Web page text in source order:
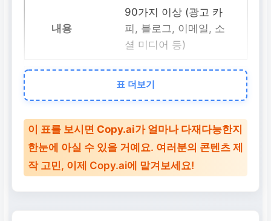
90가지 이상 (광고 카
피, 블로그, 이메일, 소
셜 미디어 등)
핵심 기능
안 자동화, 다양한 어조
선택
주요 이점
표 더보기
이 표를 보시면 Copy.ai가 얼마나 다재다능한지
한눈에 아실 수 있을 거예요. 여러분의 콘텐츠 제
작고민, 이제 Copy.ai에 맡겨보세요!